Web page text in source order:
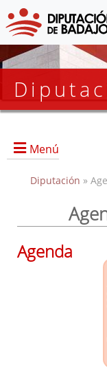
Menú
Presidencia
Grupos Políticos
Agenda de
Plenos
Oficina de
Diputación »
Agenda